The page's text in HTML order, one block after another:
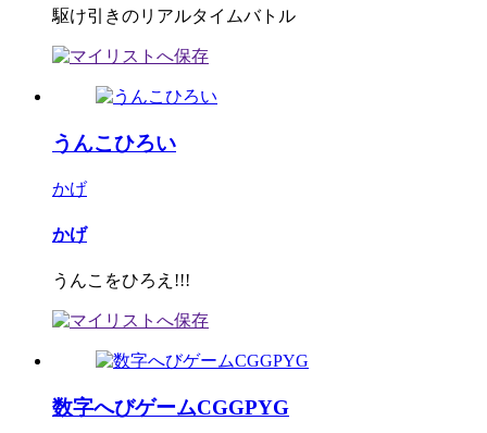
駆け引きのリアルタイムバトル
うんこひろい
かげ
かげ
うんこをひろえ!!!
数字へびゲームCGGPYG